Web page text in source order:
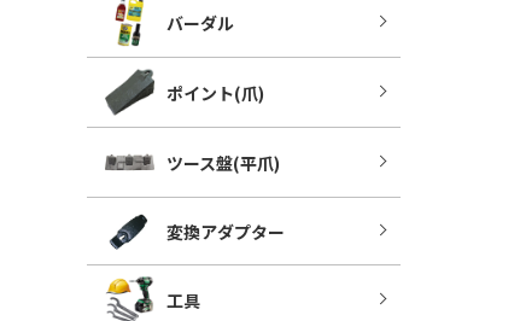
バーダル
ポイント(爪)
ツース盤(平爪)
変換アダプター
工具